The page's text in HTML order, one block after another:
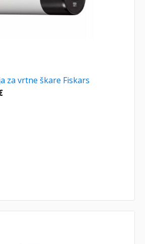
za vrtne škare Fiskars